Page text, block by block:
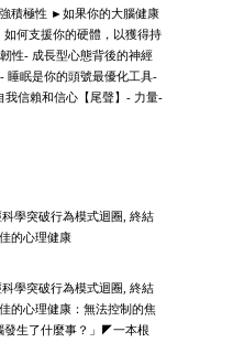
積極性 ►如果你的大腦健康
何支援你的硬體，以獲得持
性- 成長型心態背後的神經
睡眠是你的頭號最優化工具-
信賴和信心【尾聲】- 力量-
學突破行為模式迴圈, 終結
的心理健康
學突破行為模式迴圈, 終結
的心理健康：無法控制的焦
生了什麼事？」◤一本根